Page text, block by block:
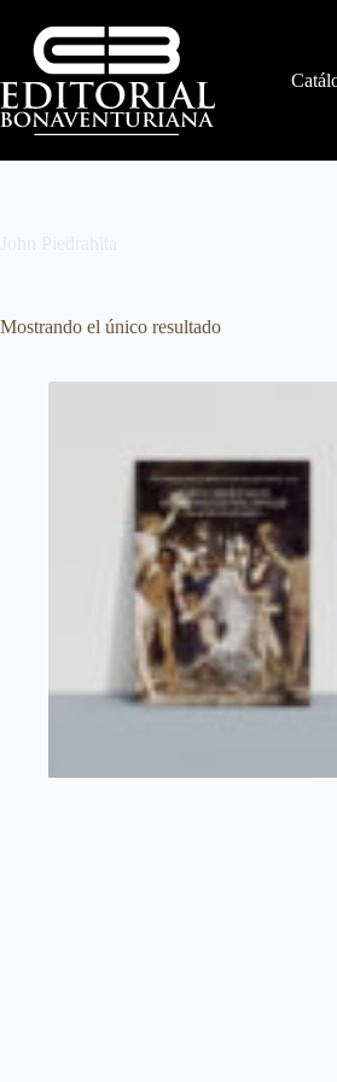
John Piedrahita
Mostrando el único resultado